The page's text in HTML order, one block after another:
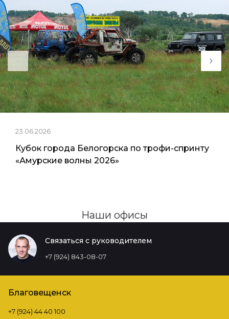
23.06.2026
Кубок города Белогорска по трофи-спринту
«Амурские волны 2026»
Наши офисы
Связаться с руководителем
+7 (924) 843-08-07
Благовещенск
+7 (924) 44 40 100